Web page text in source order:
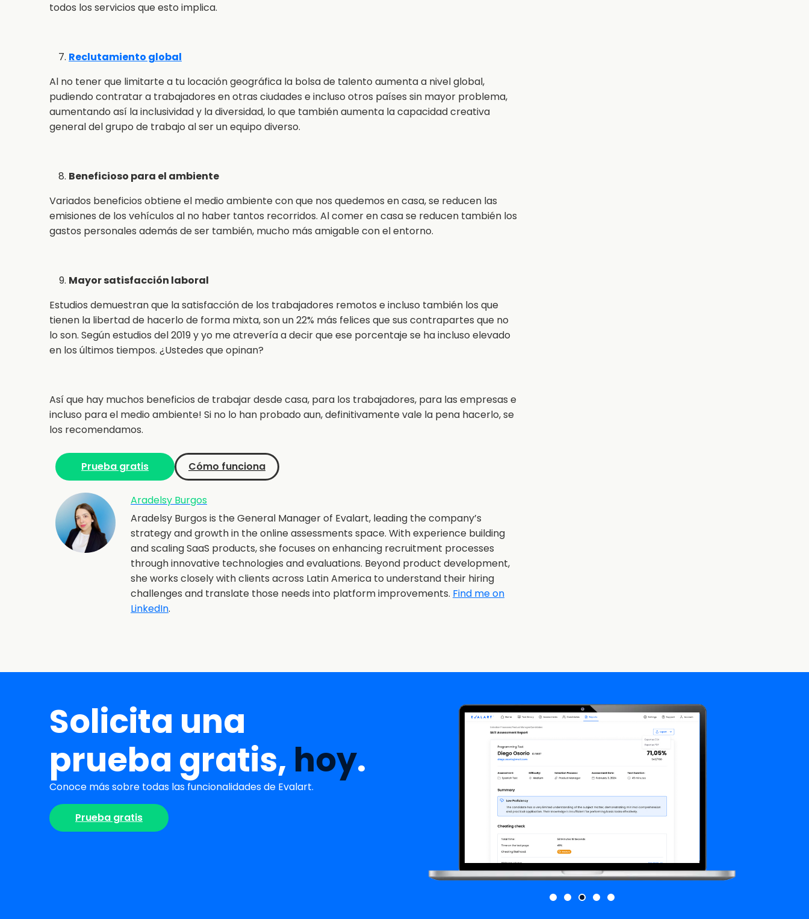
todos los servicios que esto implica.
Reclutamiento global
Al no tener que limitarte a tu locación geográfica la bolsa de talento aumenta a nivel global,
pudiendo contratar a trabajadores en otras ciudades e incluso otros países sin mayor problema,
aumentando así la inclusividad y la diversidad, lo que también aumenta la capacidad creativa
general del grupo de trabajo al ser un equipo diverso.
Beneficioso para el ambiente
Variados beneficios obtiene el medio ambiente con que nos quedemos en casa, se reducen las
emisiones de los vehículos al no haber tantos recorridos. Al comer en casa se reducen también los
gastos personales además de ser también, mucho más amigable con el entorno.
Mayor satisfacción laboral
Estudios demuestran que la satisfacción de los trabajadores remotos e incluso también los que
tienen la libertad de hacerlo de forma mixta, son un 22% más felices que sus contrapartes que no
lo son. Según estudios del 2019 y yo me atrevería a decir que ese porcentaje se ha incluso elevado
en los últimos tiempos. ¿Ustedes que opinan?
Así que hay muchos beneficios de trabajar desde casa, para los trabajadores, para las empresas e
incluso para el medio ambiente! Si no lo han probado aun, definitivamente vale la pena hacerlo, se
los recomendamos.
Prueba gratis Cómo funciona
Aradelsy Burgos
Aradelsy Burgos is the General Manager of Evalart, leading the company’s
strategy and growth in the online assessments space. With experience building
and scaling SaaS products, she focuses on enhancing recruitment processes
through innovative technologies and evaluations. Beyond product development,
she works closely with clients across Latin America to understand their hiring
challenges and translate those needs into platform improvements. Find me on
LinkedIn.
Solicita una
prueba gratis, hoy.
Conoce más sobre todas las funcionalidades de Evalart.
Prueba gratis